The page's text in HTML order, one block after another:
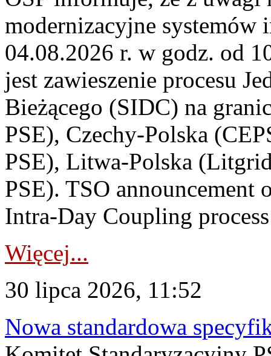
modernizacyjne
04.08.2026 r. w godz. od
jest zawieszenie procesu
Bieżącego (SIDC) na
PSE), Czechy-Polska
PSE), Litwa-Polska
PSE). TSO announcement
Intra-Day Coupling
Więcej...
30 lipca 2026, 11:52
Nowa standardowa